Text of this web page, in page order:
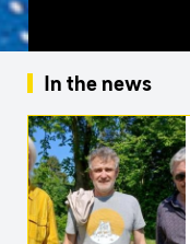
In the news